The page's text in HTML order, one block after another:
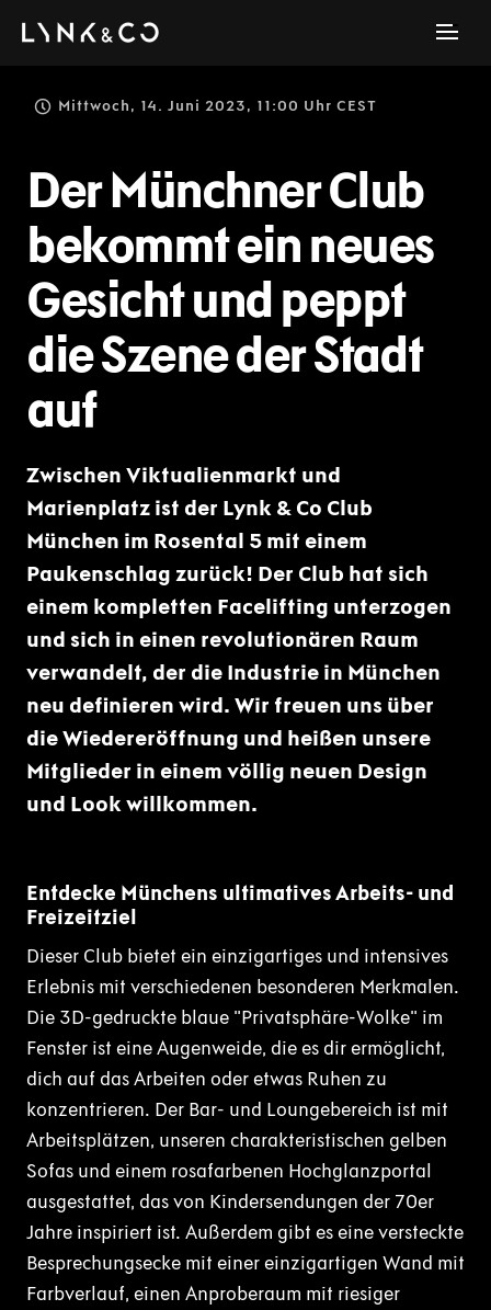
Mittwoch, 14. Juni 2023, 11:00 Uhr CEST
Der Münchner Club
bekommt ein neues
Gesicht und peppt
die Szene der Stadt
auf
Zwischen Viktualienmarkt und
Marienplatz ist der Lynk & Co Club
München im Rosental 5 mit einem
Paukenschlag zurück! Der Club hat sich
einem kompletten Facelifting unterzogen
und sich in einen revolutionären Raum
verwandelt, der die Industrie in München
neu definieren wird. Wir freuen uns über
die Wiedereröffnung und heißen unsere
Mitglieder in einem völlig neuen Design
und Look willkommen.
Entdecke Münchens ultimatives Arbeits- und
Freizeitziel
Dieser Club bietet ein einzigartiges und intensives
Erlebnis mit verschiedenen besonderen Merkmalen.
Die 3D-gedruckte blaue "Privatsphäre-Wolke" im
Fenster ist eine Augenweide, die es dir ermöglicht,
dich auf das Arbeiten oder etwas Ruhen zu
konzentrieren. Der Bar- und Loungebereich ist mit
Arbeitsplätzen, unseren charakteristischen gelben
Sofas und einem rosafarbenen Hochglanzportal
ausgestattet, das von Kindersendungen der 70er
Jahre inspiriert ist. Außerdem gibt es eine versteckte
Besprechungsecke mit einer einzigartigen Wand mit
Farbverlauf, einen Anproberaum mit riesiger